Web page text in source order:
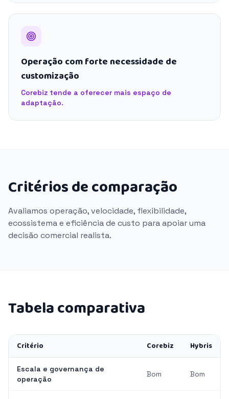
Operação com forte necessidade de
customização
Corebiz tende a oferecer mais espaço de
adaptação.
Critérios de comparação
Avaliamos operação, velocidade, flexibilidade,
ecossistema e eficiência de custo para apoiar uma
decisão comercial realista.
Tabela comparativa
Critério Corebiz Hybris
Escala e governança de
operação
Bom Bom